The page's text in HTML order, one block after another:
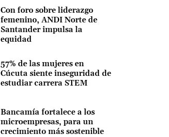
Con foro sobre liderazgo
femenino, ANDI Norte de
Santander impulsa la
equidad
57% de las mujeres en
Cúcuta siente inseguridad de
estudiar carrera STEM
Bancamía fortalece a los
microempresas, para un
crecimiento más sostenible